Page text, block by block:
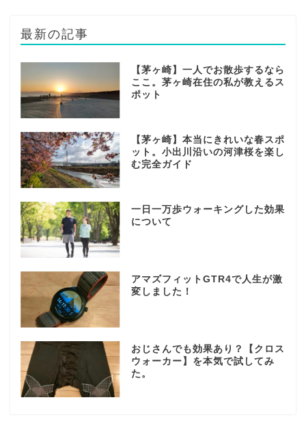
最新の記事
【茅ヶ崎】一人でお散歩するなら
ここ。茅ヶ崎在住の私が教えるス
ポット
【茅ヶ崎】本当にきれいな春スポ
ット。小出川沿いの河津桜を楽し
む完全ガイド
一日一万歩ウォーキングした効果
について
アマズフィットGTR4で人生が激
変しました！
おじさんでも効果あり？【クロス
ウォーカー】を本気で試してみ
た。